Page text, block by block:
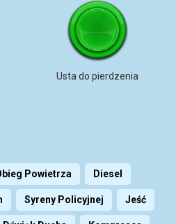
Usta do pierdzenia
Powietrza Diesel
Syreny Policyjnej Jeść